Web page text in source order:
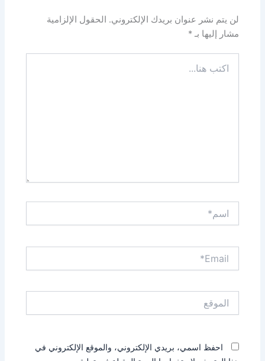
لن يتم نشر عنوان بريدك الإلكتروني. الحقول الإلزامية
مشار إليها بـ*
هنا...
احفظ اسمي، بريدي الإلكتروني، والموقع الإلكتروني في